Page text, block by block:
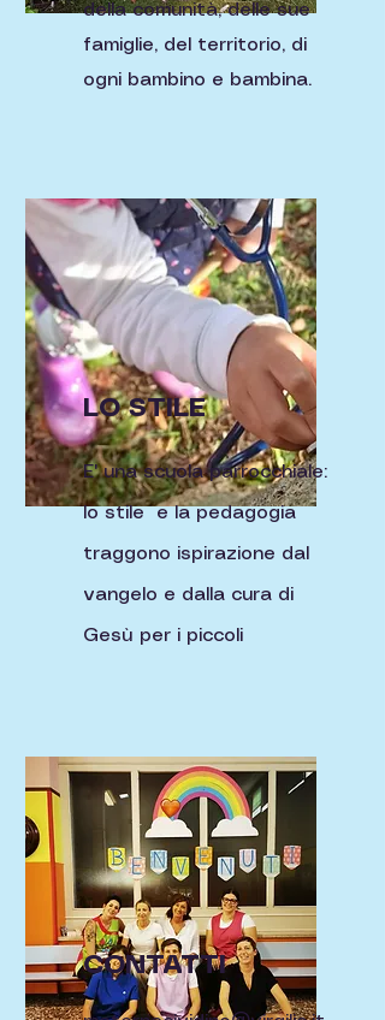
della comunità, delle sue
famiglie, del territorio, di
ogni bambino e bambina.
LO STILE
E' una scuola parrocchiale:
lo stile e la pedagogia
traggono ispirazione dal
vangelo e dalla cura di
Gesù per i piccoli
CONTATTI